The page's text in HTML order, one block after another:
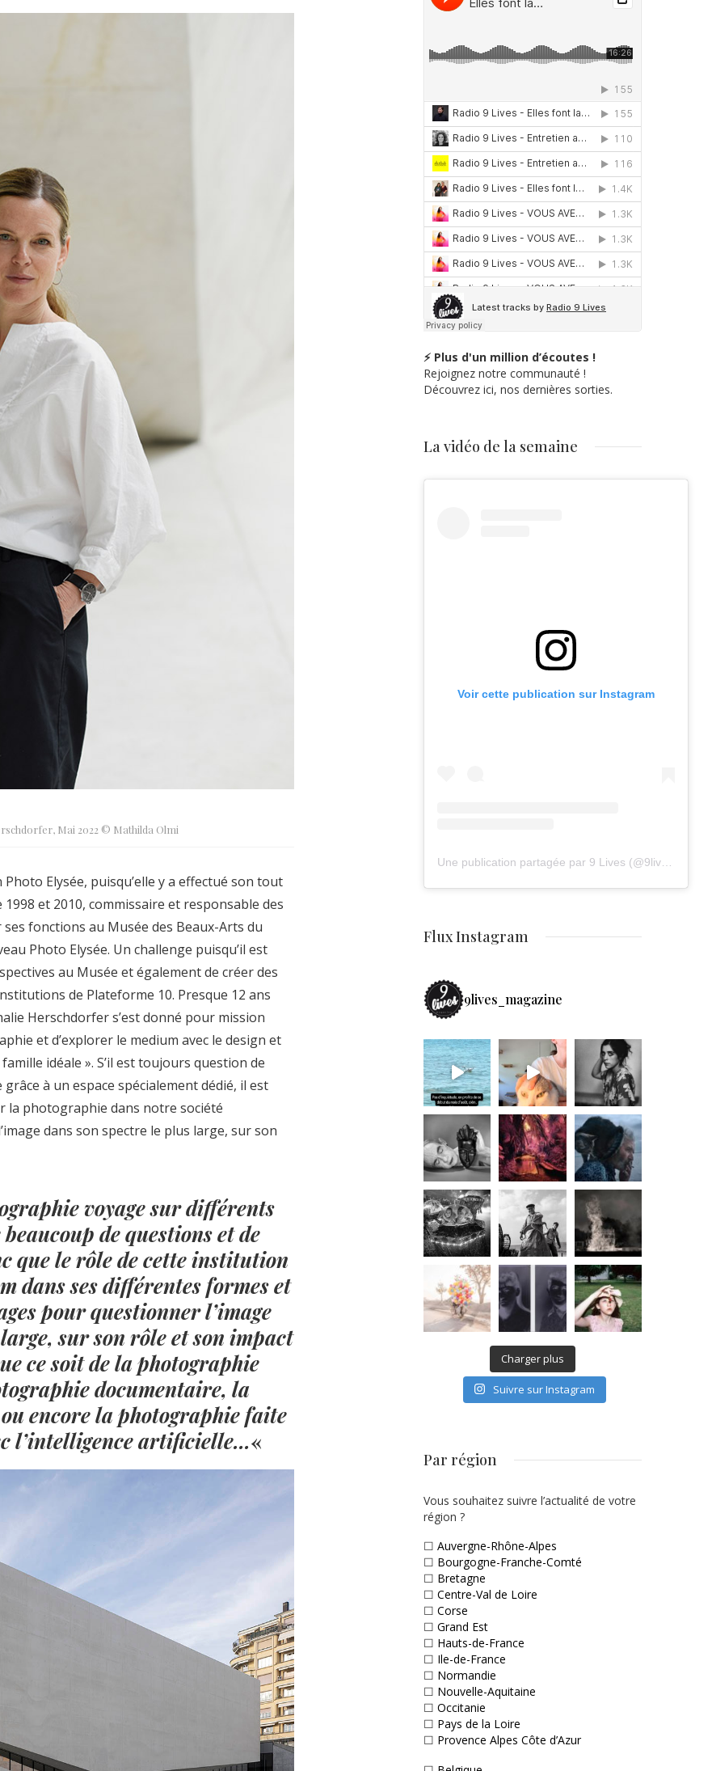
Mai 2022 © Mathilda Olmi
Elysée, puisqu’elle y a effectué son tout
et 2010, commissaire et responsable des
fonctions au Musée des Beaux-Arts du
Photo Elysée. Un challenge puisqu’il est
au Musée et également de créer des
de Plateforme 10. Presque 12 ans
Herschdorfer s’est donné pour mission
et d’explorer le medium avec le design et
idéale ». S’il est toujours question de
à un espace spécialement dédié, il est
la photographie dans notre société
dans son spectre le plus large, sur son
voyage sur différents
de questions et de
que le rôle de cette institution
dans ses différentes formes et
pour questionner l’image
sur son rôle et son impact
ce soit de la photographie
documentaire, la
encore la photographie faite
l’intelligence artificielle…«
⚡ Plus d'un million d’écoutes !
Rejoignez notre communauté !
Découvrez ici, nos dernières sorties.
La vidéo de la semaine
Voir cette publication sur Instagram
Flux Instagram
9lives_magazine
Charger plus
Suivre sur Instagram
Par région
Vous souhaitez suivre l’actualité de votre
région ?
☐ Auvergne-Rhône-Alpes
☐ Bourgogne-Franche-Comté
☐ Bretagne
☐ Centre-Val de Loire
☐ Corse
☐ Grand Est
☐ Hauts-de-France
☐ Ile-de-France
☐ Normandie
☐ Nouvelle-Aquitaine
☐ Occitanie
☐ Pays de la Loire
☐ Provence Alpes Côte d’Azur